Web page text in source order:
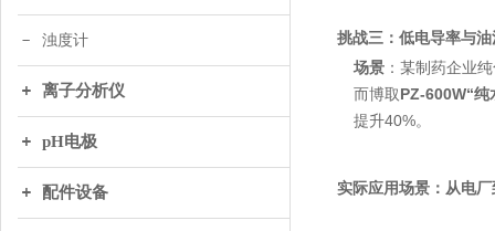
浊度计
离子分析仪
pH电极
配件设备
挑战三：低电导率与
场景 ：某制药企业
而博取PZ-600W“
提升40%。
实际应用场景：从电